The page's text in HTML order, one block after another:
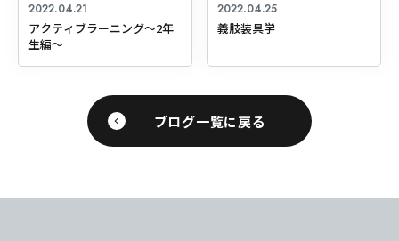
2022.04.21
アクティブラーニング～2年
生編～
2022.04.25
義肢装具学
ブログ一覧に戻る